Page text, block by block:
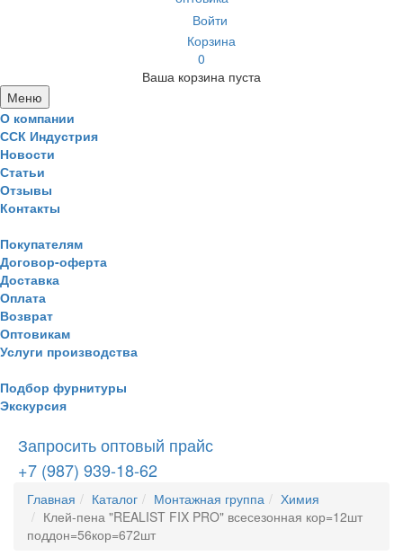
Войти
Корзина
0
Ваша корзина пуста
Меню
О компании
ССК Индустрия
Новости
Статьи
Отзывы
Контакты
Покупателям
Договор-оферта
Доставка
Оплата
Возврат
Оптовикам
Услуги производства
Подбор фурнитуры
Экскурсия
Запросить оптовый прайс
+7 (987) 939-18-62
Главная Каталог Монтажная группа
Химия
Клей-пена "REALIST FIX PRO" всесезонная кор=12шт
поддон=56кор=672шт